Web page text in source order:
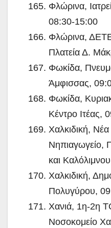
Φλώρινα,
08:30-15:00
Φλώρινα,
Πλατεία Δ.
Φωκίδα,
Άμφισσας,
Φωκίδα,
Κέντρο Ιτέας,
Χαλκιδική,
Νηπιαγωγείο,
και
Χαλκιδική,
Πολυγύρου,
Χανιά, 1η-2η
Νοσοκομείο